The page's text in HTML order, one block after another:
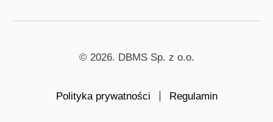
© 2026. DBMS Sp. z o.o.
Polityka prywatności Regulamin